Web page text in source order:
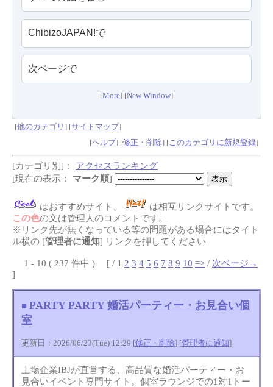
[More] [New Window]
[他のカテゴリ ] [サイトマップ]
[ヘルプ] [修正・削除] [ このカテゴリに新規登録]
[カテゴリ別]： アクセスランキング
[現在の表示：
マーク順]
はおすすめサイト、
は相互リンクサイトです。
この色の文は管理人のコメントです。
※リンク先が無くなっている等の問題がある場合にはタイト
ル横の [管理者に通知] リンクを押してください
1 - 10 ( 237 件中 ) [ / 1 2 3 4 5 6 7 8 9 10 => / 次ページ→
]
■ PARTY PARTY 婚活パーティー・お見合い個
室
更新日：2026/06/23(Tue) 12:29 [修正・削除] [管理者に通知]
上場企業IBJが直営する、高品質な婚活パーティー・お
見合いイベント専門サイト。個室ラウンジでの1対1トー